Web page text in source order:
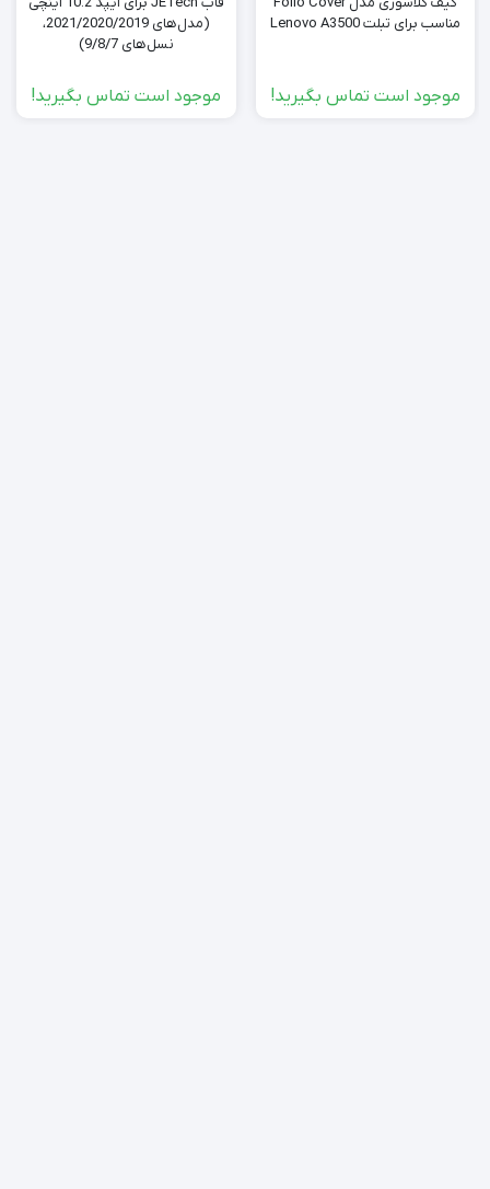
مناسب برای تبلت Lenovo A3500
موجود است تماس بگیرید!
(مدل‌های 2021/2020/2019،
نسل‌های 9/8/7)
موجود است تماس بگیرید!